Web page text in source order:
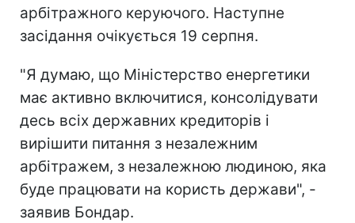
арбітражного керуючого. Наступне
засідання очікується 19 серпня.
"Я думаю, що Міністерство енергетики
має активно включитися, консолідувати
десь всіх державних кредиторів і
вирішити питання з незалежним
арбітражем, з незалежною людиною, яка
буде працювати на користь держави", -
заявив Бондар.